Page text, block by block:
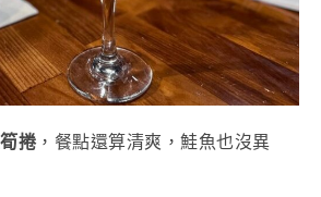
捲，餐點還算清爽，鮭魚也沒異